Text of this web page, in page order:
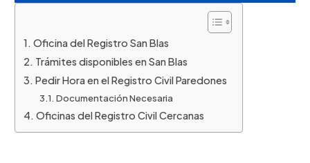
Oficina del Registro San Blas
Trámites disponibles en San Blas
Pedir Hora en el Registro Civil Paredones
Documentación Necesaria
Oficinas del Registro Civil Cercanas